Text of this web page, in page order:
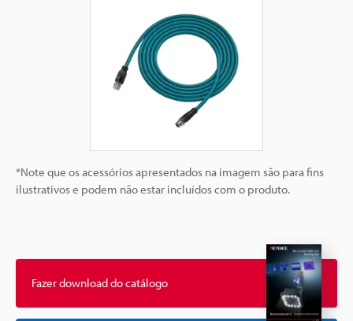
*Note que os acessórios apresentados na imagem são para fins
ilustrativos e podem não estar incluídos com o produto.
Fazer download do catálogo